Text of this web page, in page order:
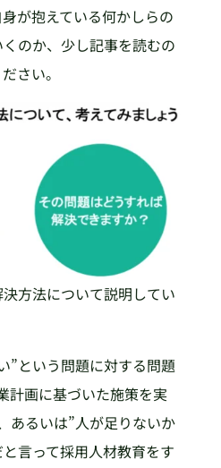
が抱えている何かしらの
のか、少し記事を読むの
さい。
方法について説明してい
”という問題に対する問題
計画に基づいた施策を実
あるいは”人が足りないか
言って採用人材教育をす